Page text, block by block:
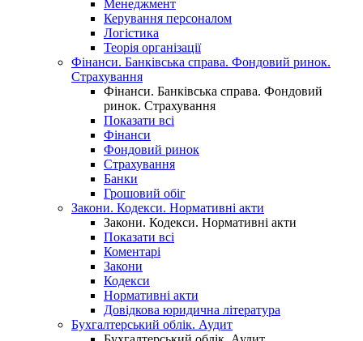
Менеджмент
Керування персоналом
Логістика
Теорія організації
Фінанси. Банківська справа. Фондовий ринок.
Страхування
Фінанси. Банківська справа. Фондовий
ринок. Страхування
Показати всі
Фінанси
Фондовий ринок
Страхування
Банки
Грошовий обіг
Закони. Кодекси. Нормативні акти
Закони. Кодекси. Нормативні акти
Показати всі
Коментарі
Закони
Кодекси
Нормативні акти
Довідкова юридична література
Бухгалтерський облік. Аудит